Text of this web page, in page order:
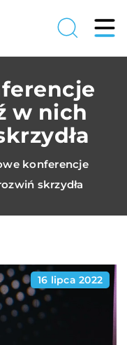
w nich
konferencje
skrzydła
16 lipca 2022